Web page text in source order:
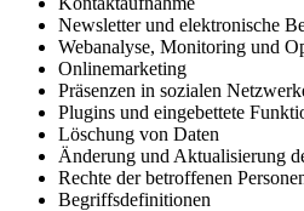
Newsletter und elektronische
Webanalyse, Monitoring und
Onlinemarketing
Präsenzen in sozialen
Plugins und eingebettete
Löschung von Daten
Änderung und Aktualisierung
Rechte der betroffenen
Begriffsdefinitionen